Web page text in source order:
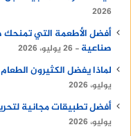
2026
أفضل الأطعمة التي
صناعية
26 يوليو، 2026
لماذا يفضل الكثيرون
يوليو، 2026
أفضل تطبيقات مجانية
يوليو، 2026